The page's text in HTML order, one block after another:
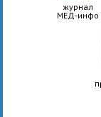
журнал
МЕД-инфо